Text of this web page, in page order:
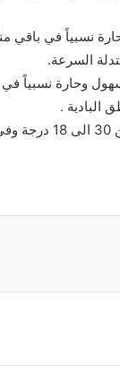
نسبياً في باقي
السرعة.
وحارة نسبياً
البادية .
وتتراوح درجات الحرارة الكبرى